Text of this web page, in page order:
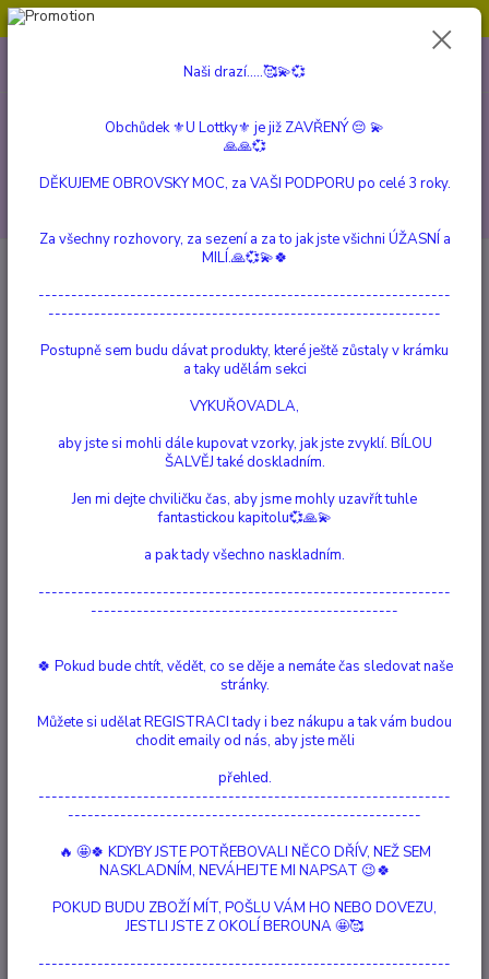
CZK
BOOST
BOOST
TOP produkt
Naši drazí.....🥰💫💞
Obchůdek ⚜️U Lottky⚜️ je již ZAVŘENÝ 😔 💫
🙏🙏💞
DĚKUJEME OBROVSKY MOC, za VAŠI PODPORU po celé 3 roky.
Za všechny rozhovory, za sezení a za to jak jste všichni ÚŽASNÍ a
MILÍ.🙏💞💫🍀
---------------------------------------------------------------
------------------------------------------------------------
Postupně sem budu dávat produkty, které ještě zůstaly v krámku
a taky udělám sekci
VYKUŘOVADLA,
aby jste si mohli dále kupovat vzorky, jak jste zvyklí. BÍLOU
ŠALVĚJ také doskladním.
Jen mi dejte chviličku čas, aby jsme mohly uzavřít tuhle
fantastickou kapitolu💞🙏💫
a pak tady všechno naskladním.
---------------------------------------------------------------
-----------------------------------------------
🍀 Pokud bude chtít, vědět, co se děje a nemáte čas sledovat naše
stránky.
Můžete si udělat REGISTRACI tady i bez nákupu a tak vám budou
chodit emaily od nás, aby jste měli
přehled.
---------------------------------------------------------------
------------------------------------------------------
🔥 🤩🍀 KDYBY JSTE POTŘEBOVALI NĚCO DŘÍV, NEŽ SEM
NASKLADNÍM, NEVÁHEJTE MI NAPSAT 😉🍀
POKUD BUDU ZBOŽÍ MÍT, POŠLU VÁM HO NEBO DOVEZU,
JESTLI JSTE Z OKOLÍ BEROUNA 🤩🥰
---------------------------------------------------------------